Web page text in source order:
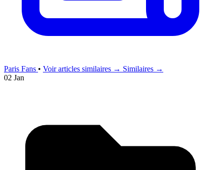
Paris Fans • Voir articles similaires → Similaires →
02 Jan